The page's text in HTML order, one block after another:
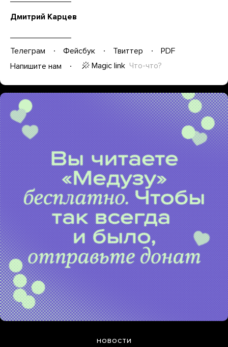
Дмитрий Карцев
Телеграм Фейсбук Твиттер
PDF
Напишите нам
Magic link Что-что?
НОВОСТИ